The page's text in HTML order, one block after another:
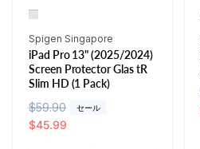
販
売
元:
Spigen Singapore
iPad Pro 13" (2025/2024)
Screen Protector Glas tR
Slim HD (1 Pack)
通
常
$59.90 セール
セ
ー
$45.99